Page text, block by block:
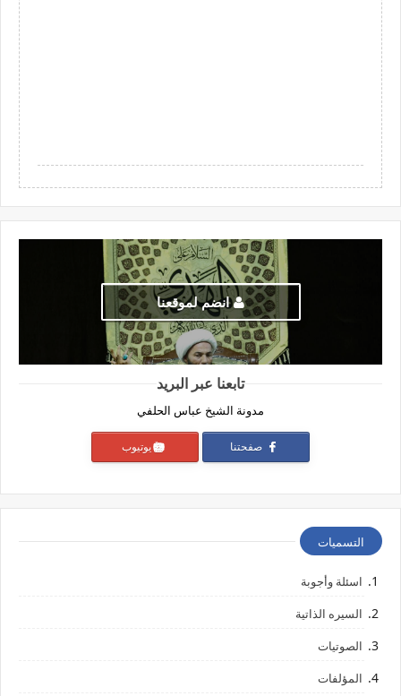
انضم لموقعنا
تابعنا عبر البريد
مدونة الشيخ عباس الحلفي
صفحتنا يوتيوب
التسميات
اسئلة وأجوبة
السيره الذاتية
الصوتيات
المؤلفات